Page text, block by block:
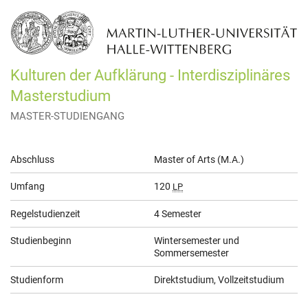
Kulturen der Aufklärung - Interdisziplinäres
Masterstudium
MASTER-STUDIENGANG
Allgemeine
Informationen
Abschluss Master of Arts (M.A.)
Umfang 120 LP
Regelstudienzeit 4 Semester
Studienbeginn
Wintersemester und
Sommersemester
Studienform Direktstudium, Vollzeitstudium